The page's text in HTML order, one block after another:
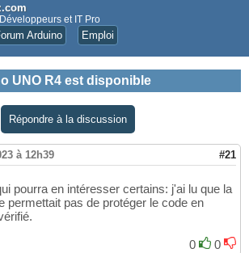
et IT Pro
Arduino Emploi
UNO R4 est disponible
Répondre à la discussion
à 12h39 #21
pourra en intéresser certains: j'ai lu que la
permettait pas de protéger le code en
0
0